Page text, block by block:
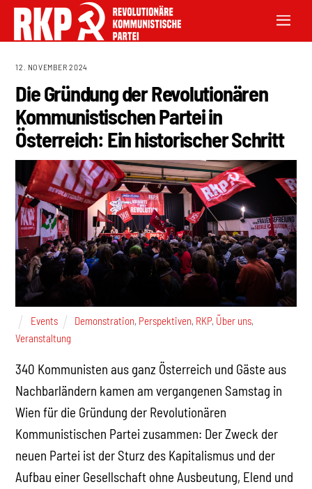
12. NOVEMBER 2024
Die Gründung der Revolutionären
Kommunistischen Partei in
Österreich: Ein historischer Schritt
Events Demonstration, Perspektiven, RKP, Über uns,
Veranstaltung
340 Kommunisten aus ganz Österreich und Gäste aus
Nachbarländern kamen am vergangenen Samstag in
Wien für die Gründung der Revolutionären
Kommunistischen Partei zusammen: Der Zweck der
neuen Partei ist der Sturz des Kapitalismus und der
Aufbau einer Gesellschaft ohne Ausbeutung, Elend und